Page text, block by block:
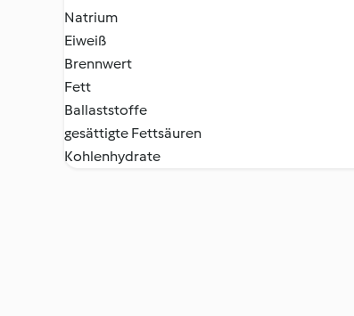
Natrium
Eiweiß
Brennwert
Fett
Ballaststoffe
gesättigte Fettsäuren
Kohlenhydrate